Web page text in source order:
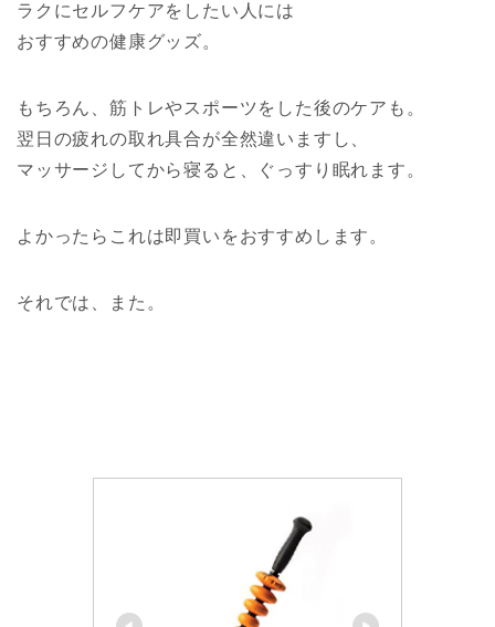
ラクにセルフケアをしたい人には
おすすめの健康グッズ。
もちろん、筋トレやスポーツをした後のケアも。
翌日の疲れの取れ具合が全然違いますし、
マッサージしてから寝ると、ぐっすり眠れます。
よかったらこれは即買いをおすすめします。
それでは、また。